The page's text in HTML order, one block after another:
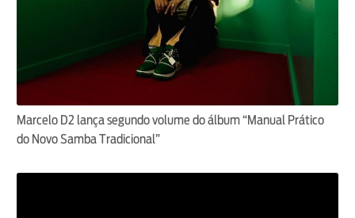
Marcelo D2 lança segundo volume do álbum “Manual Prático
do Novo Samba Tradicional”